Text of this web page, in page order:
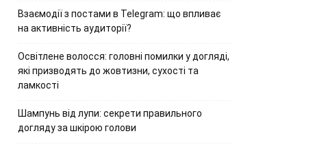
Взаємодії з постами в Telegram: що впливає
на активність аудиторії?
Освітлене волосся: головні помилки у догляді,
які призводять до жовтизни, сухості та
ламкості
Шампунь від лупи: секрети правильного
догляду за шкірою голови